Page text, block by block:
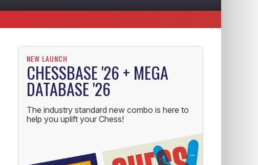
NEW LAUNCH
CHESSBASE '26 + MEGA
DATABASE '26
The industry standard new combo is here to
help you uplift your Chess!